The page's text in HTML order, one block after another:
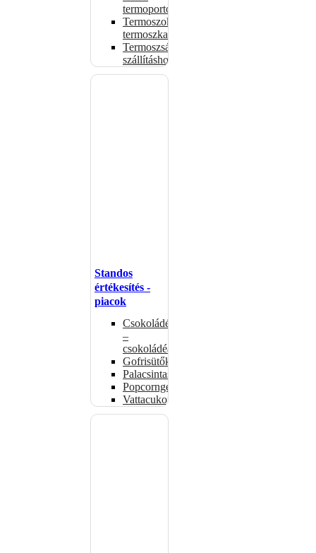
termoportok
Termoszok,
termoszkannák
Termoszsákok
szállításhoz
Standos
értékesítés -
piacok
Csokoládémelegítők
–
csokoládéadagolók
Gofrisütők
Palacsintasütők
Popcorngépek
Vattacukorgép